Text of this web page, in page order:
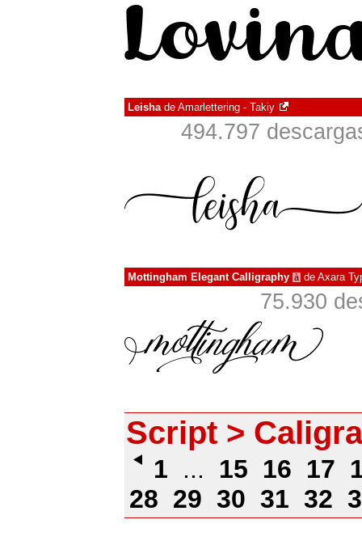
Leishade Amarlettering - Takiy
494.797
Mottingham Elegant Calligraphy à de Axara
75.930
Script >
1 ... 15 16 17
28 29 30 31 32